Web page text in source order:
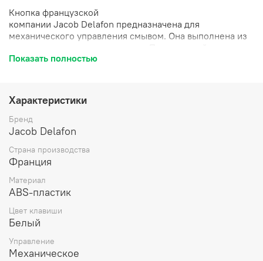
Кнопка французской
компании Jacob Delafon предназначена для
механического управления смывом. Она выполнена из
коррозии и появлению царапин. Две кнопки,
Показать полностью
Характеристики
Бренд
Jacob Delafon
Страна производства
Франция
Материал
ABS-пластик
Цвет клавиши
Белый
Управление
Механическое